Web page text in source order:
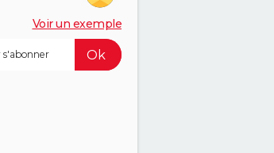
Voir un exemple